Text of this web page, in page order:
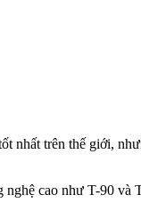
nhất trên thế giới,
cao như T-90 và